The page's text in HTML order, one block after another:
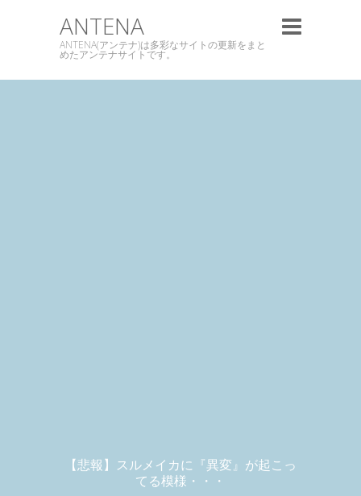
ANTENA
ANTENA(アンテナ)は多彩なサイトの更新をまと
めたアンテナサイトです。
【悲報】スルメイカに『異変』が起こっ
てる模様・・・